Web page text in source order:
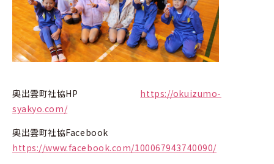
奥出雲町社協HP https://okuizumo-
syakyo.com/
奥出雲町社協Facebook
https://www.facebook.com/100067943740090/